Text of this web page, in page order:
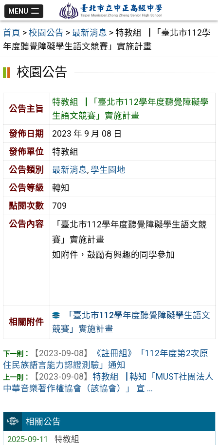
跳
至
主
要
MENU
首頁 > 校園公告 > 最新消息 > 特教組▕ 「臺北市112學
年度聽覺障礙學生語文競賽」實施計畫
相關公告
2025-09-11
特教組
校園公告
公告主旨
特教組▕ 「臺北市112學年度聽覺障礙學
生語文競賽」實施計畫
發佈日期
2023 年 9 月 08 日
發佈單位
特教組
公告類別
最新消息, 學生園地
公告等級
轉知
點閱次數
709
公告內容
「臺北市112學年度聽覺障礙學生語文競
賽」實施計畫
如附件，鼓勵有興趣的同學參加
相關附件
「臺北市112學年度聽覺障礙學生語文
競賽」實施計畫
【2023-09-08】
《註冊組》「112年度第2次原
住民族語言能力認證測驗」通知
【2023-09-08】 特教組▕ 轉知「MUST社團法人
中華音樂著作權協會（該協會）」 宣 ...